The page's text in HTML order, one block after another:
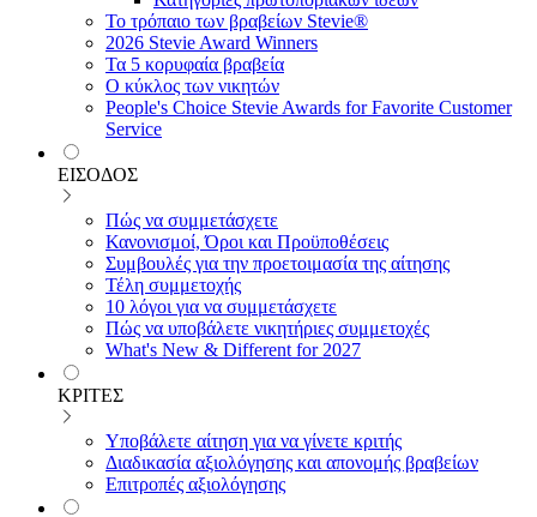
Το τρόπαιο των βραβείων Stevie®
2026 Stevie Award Winners
Τα 5 κορυφαία βραβεία
Ο κύκλος των νικητών
People's Choice Stevie Awards for Favorite Customer
Service
ΕΙΣΟΔΟΣ
Πώς να συμμετάσχετε
Κανονισμοί, Όροι και Προϋποθέσεις
Συμβουλές για την προετοιμασία της αίτησης
Τέλη συμμετοχής
10 λόγοι για να συμμετάσχετε
Πώς να υποβάλετε νικητήριες συμμετοχές
What's New & Different for 2027
ΚΡΙΤΕΣ
Υποβάλετε αίτηση για να γίνετε κριτής
Διαδικασία αξιολόγησης και απονομής βραβείων
Επιτροπές αξιολόγησης